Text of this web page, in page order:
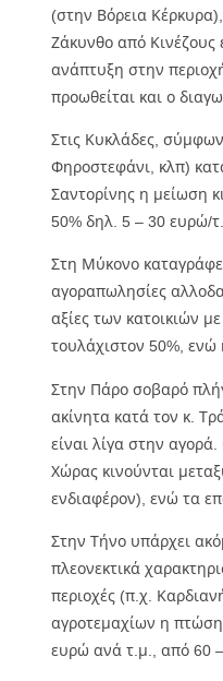
(στην Βόρεια
Ζάκυνθο από Κινέζους
ανάπτυξη στην
προωθείται και ο
Στις Κυκλάδες,
Φηροστεφάνι, κλπ)
Σαντορίνης η μείωση
50% δηλ. 5 – 30 ευρώ/
Στη Μύκονο
αγοραπωλησίες
αξίες των κατοικιών
τουλάχιστον 50%, ενώ
Στην Πάρο σοβαρό
ακίνητα κατά τον κ.
είναι λίγα στην
Χώρας κινούνται
ενδιαφέρον), ενώ τα
Στην Τήνο υπάρχει
πλεονεκτικά
περιοχές (π.χ.
αγροτεμαχίων η πτώση
ευρώ ανά τ.μ., από 60 –